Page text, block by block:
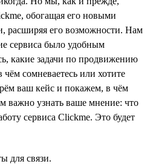
обогащая его новыми
расширяя его возможности. Нам
сервиса было удобным
какие задачи по продвижению
сомневаетесь или хотите
ваш кейс и покажем, в чём
важно узнать ваше мнение: что
сервиса Clickme. Это будет
для связи.